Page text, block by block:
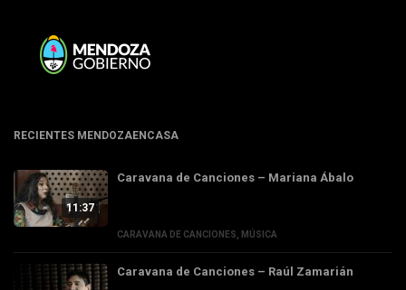
RECIENTES MENDOZAENCASA
11:37
Caravana de Canciones – Mariana Ábalo
CARAVANA DE CANCIONES MÚSICA
Caravana de Canciones – Raúl Zamarián